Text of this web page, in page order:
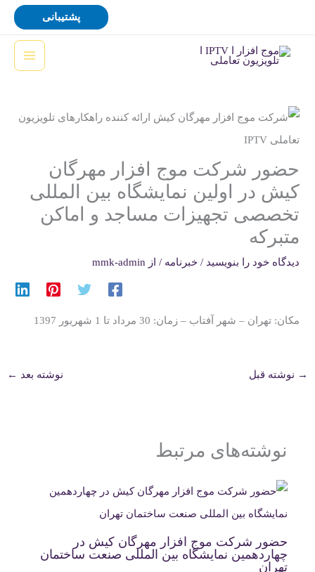
پشتیبانی
حضور شرکت موج افزار مهرگان
کیش در اولین نمایشگاه بین المللی
تخصصی تجهیزات مساجد و اماکن
متبرکه
دیدگاه‌ خود را بنویسید /خبرنامه / از mmk-admin
مکان: تهران – شهر آفتاب – زمان: 30 مرداد تا 1 شهریور 1397
→ نوشته قبل نوشته بعد ←
نوشته‌های مرتبط
حضور شرکت موج افزار مهرگان کیش در
چهاردهمین نمایشگاه بین المللی صنعت ساختمان
تهران